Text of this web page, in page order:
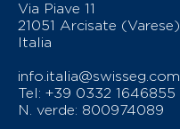
Via Piave 11
21051 Arcisate (Varese)
Italia
info.italia@swisseg.com
Tel: +39 0332 1646855
N. verde: 800974089